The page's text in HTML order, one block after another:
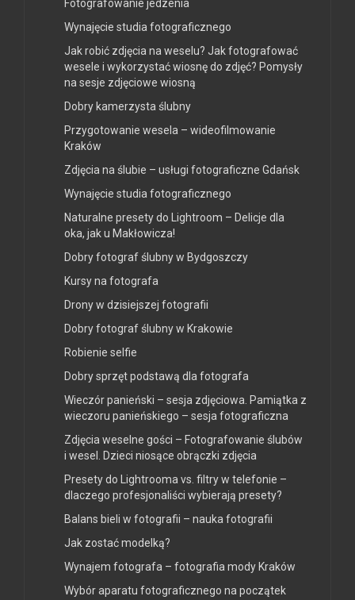
Fotografowanie jedzenia
Wynajęcie studia fotograficznego
Jak robić zdjęcia na weselu? Jak fotografować
wesele i wykorzystać wiosnę do zdjęć? Pomysły
na sesje zdjęciowe wiosną
Dobry kamerzysta ślubny
Przygotowanie wesela – wideofilmowanie
Kraków
Zdjęcia na ślubie – usługi fotograficzne Gdańsk
Wynajęcie studia fotograficznego
Naturalne presety do Lightroom – Delicje dla
oka, jak u Makłowicza!
Dobry fotograf ślubny w Bydgoszczy
Kursy na fotografa
Drony w dzisiejszej fotografii
Dobry fotograf ślubny w Krakowie
Robienie selfie
Dobry sprzęt podstawą dla fotografa
Wieczór panieński – sesja zdjęciowa. Pamiątka z
wieczoru panieńskiego – sesja fotograficzna
Zdjęcia weselne gości – Fotografowanie ślubów
i wesel. Dzieci niosące obrączki zdjęcia
Presety do Lightrooma vs. filtry w telefonie –
dlaczego profesjonaliści wybierają presety?
Balans bieli w fotografii – nauka fotografii
Jak zostać modelką?
Wynajem fotografa – fotografia mody Kraków
Wybór aparatu fotograficznego na początek